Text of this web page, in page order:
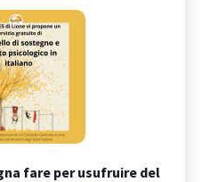
fare per usufruire del